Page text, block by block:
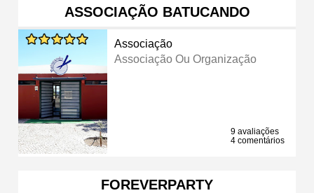
ASSOCIAÇÃO BATUCANDO
Associação
Associação Ou Organização
9 avaliações
4 comentários
FOREVERPARTY